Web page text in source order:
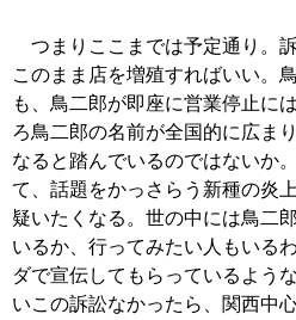
つまりここまでは予定通り。訴
このまま店を増殖すればいい。
も、鳥二郎が即座に営業停止に
ろ鳥二郎の名前が全国的に広ま
なると踏んでいるのではないか
て、話題をかっさらう新種の炎
疑いたくなる。世の中には鳥二
いるか、行ってみたい人もいる
ダで宣伝してもらっているよう
いこの訴訟なかったら、関西中